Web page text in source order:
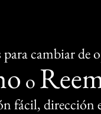
para cambiar de
o
fácil, dirección